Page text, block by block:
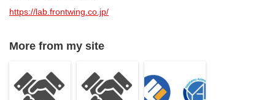
https://lab.frontwing.co.jp/
More from my site